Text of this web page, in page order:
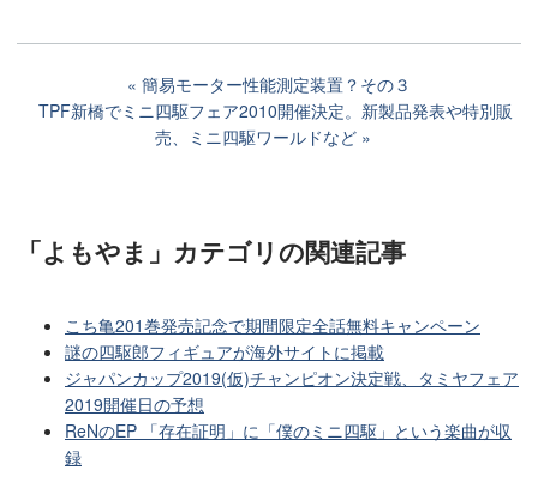
簡易モーター性能測定装置？その３
TPF新橋でミニ四駆フェア2010開催決定。新製品発表や特別販
売、ミニ四駆ワールドなど
「よもやま」カテゴリの関連記事
こち亀201巻発売記念で期間限定全話無料キャンペーン
謎の四駆郎フィギュアが海外サイトに掲載
ジャパンカップ2019(仮)チャンピオン決定戦、タミヤフェア
2019開催日の予想
ReNのEP 「存在証明」に「僕のミニ四駆」という楽曲が収
録